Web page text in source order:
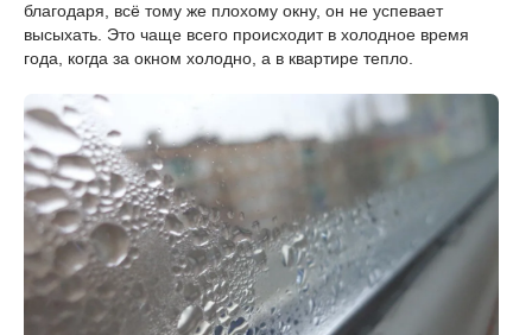
благодаря, всё тому же плохому окну, он не успевает
высыхать. Это чаще всего происходит в холодное время
года, когда за окном холодно, а в квартире тепло.